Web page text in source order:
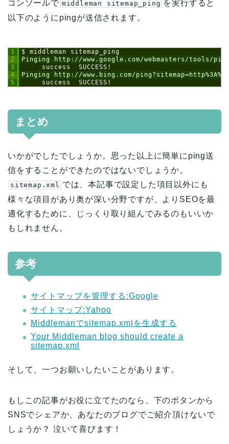
コンソールで middleman sitemap_ping を実行すると
以下のようにpingが送信されます。
1
2
3
4
5
$ middleman sitemap_ping
Pinging http://www.google.com/webmasters/tools/
success  SUCCESS!
Pinging http://www.bing.com/
success  SUCCESS!
まとめ
いかがでしたでしょうか。思った以上に簡単にping送
信をすることができたのではないでしょうか。
sitemap.xml では、本記事で設定した項目以外にも
様々な項目があり奥が深い分野ですが、よりSEOを最
適化するために、じっくり取り組んでみるのもいいか
もしれません。
参考
サイトマップを管理する:Google
サイトマップ:Yahoo
Middlemanでsitemap.xmlを生成する
Your Middleman blog should create a
sitemap.xml
そして、一つお願いしたいことがあります。
もしこの記事がお役に立てたのなら、下のボタンから
SNSでシェアか、あなたのブログでご紹介頂けないで
しょうか？ 泣いて喜びます！